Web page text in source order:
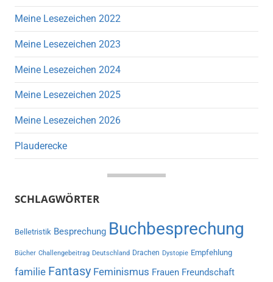
Meine Lesezeichen 2022
Meine Lesezeichen 2023
Meine Lesezeichen 2024
Meine Lesezeichen 2025
Meine Lesezeichen 2026
Plauderecke
SCHLAGWÖRTER
Belletristik Besprechung Buchbesprechung
Bücher Challengebeitrag Deutschland Drachen Dystopie Empfehlung
familie Fantasy Feminismus Frauen Freundschaft